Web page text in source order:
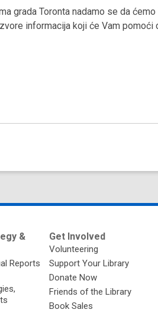
grada Toronta nadamo se da
informacija koji će Vam pomoći
&
Reports
Get Involved
Volunteering
Support Your Library
Donate Now
Friends of the Library
Book Sales